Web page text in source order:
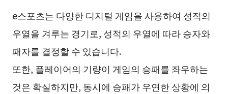
e스포츠는 다양한 디지털 게임을 사용하여 성적의
우열을 겨루는 경기로, 성적의 우열에 따라 승자와
패자를 결정할 수 있습니다.
또한, 플레이어의 기량이 게임의 승패를 좌우하는
것은 확실하지만, 동시에 승패가 우연한 상황에 의